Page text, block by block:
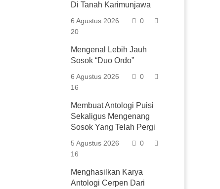
Di Tanah Karimunjawa
6 Agustus 2026
0
20
Mengenal Lebih Jauh
Sosok “Duo Ordo”
6 Agustus 2026
0
16
Membuat Antologi Puisi
Sekaligus Mengenang
Sosok Yang Telah Pergi
5 Agustus 2026
0
16
Menghasilkan Karya
Antologi Cerpen Dari